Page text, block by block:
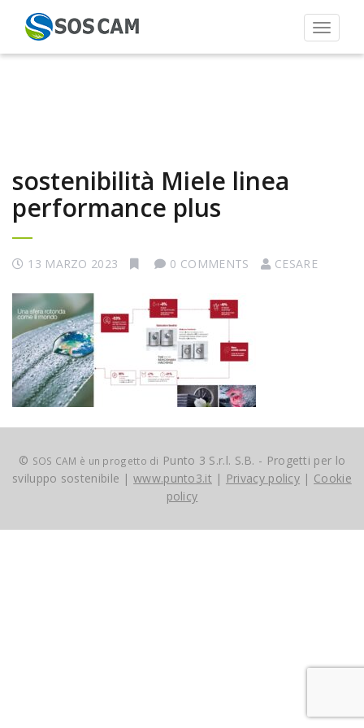
Toggle
sostenibilità Miele linea
performance plus
13 MARZO 2023 0 COMMENTS CESARE
© SOS CAM è un progetto di Punto 3 S.r.l. S.B. - Progetti per lo
sviluppo sostenibile |www.punto3.it | Privacy policy | Cookie
policy